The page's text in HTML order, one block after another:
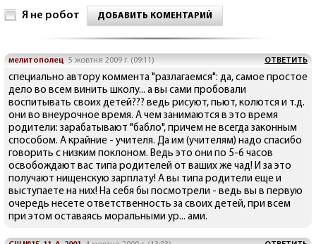
Я не робот ДОБАВИТЬ КОМЕНТАРИЙ
мелитополец 5 жовтня 2009 г. (09:11) ОТВЕТИТЬ
специально автору коммента "разлагаемся": да, самое простое
дело во всем винить школу... а вы сами пробовали
воспитывать своих детей??? ведь рисуют, пьют, колются и т.д.
они во внеурочное время. А чем занимаются в это время
родители: зарабатывают "бабло", причем не всегда законным
способом. А крайние - учителя. Да им (учителям) надо спасибо
говорить с низким поклоном. Ведь это они по 5-6 часов
освобождают вас типа родителей от ваших же чад! И за это
получают нищенскую зарплату! А вы типа родители еще и
выступаете на них! На себя бы посмотрели - ведь вы в первую
очередь несете ответственность за своих детей, при всем
при этом оставаясь моральными ур... ами.